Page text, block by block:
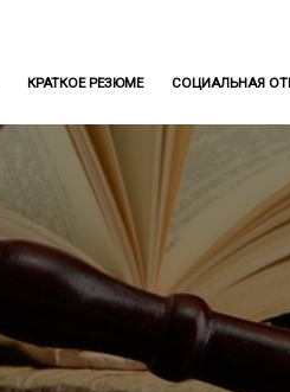
КРАТКОЕ РЕЗЮМЕ СОЦИАЛЬНАЯ